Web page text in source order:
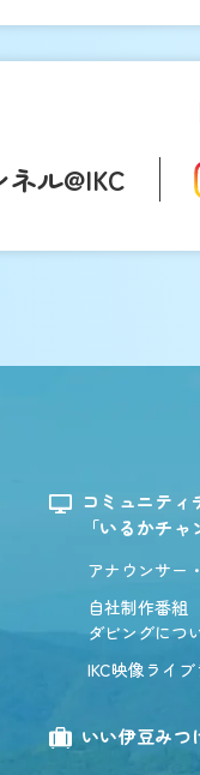
ネル@IKC
コミュニティ
「いるかチャ
アナウンサー
自社制作番組
ダビングにつ
IKC映像ライブ
いい伊豆みつ